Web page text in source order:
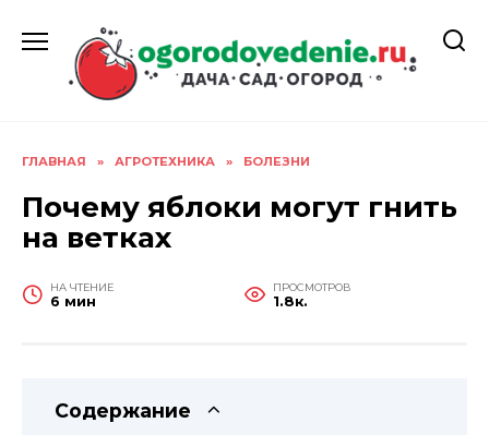
содержанию
ГЛАВНАЯ » АГРОТЕХНИКА » БОЛЕЗНИ
Почему яблоки могут гнить
на ветках
НА ЧТЕНИЕ
6 мин
ПРОСМОТРОВ
1.8к.
Содержание